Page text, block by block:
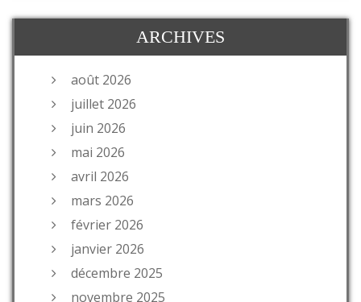
ARCHIVES
août 2026
juillet 2026
juin 2026
mai 2026
avril 2026
mars 2026
février 2026
janvier 2026
décembre 2025
novembre 2025